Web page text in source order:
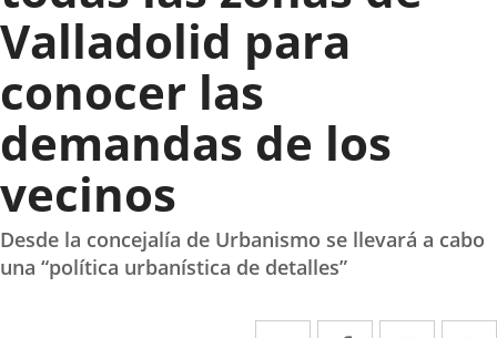
Valladolid para
conocer las
demandas de los
vecinos
Desde la concejalía de Urbanismo se llevará a cabo
una “política urbanística de detalles”